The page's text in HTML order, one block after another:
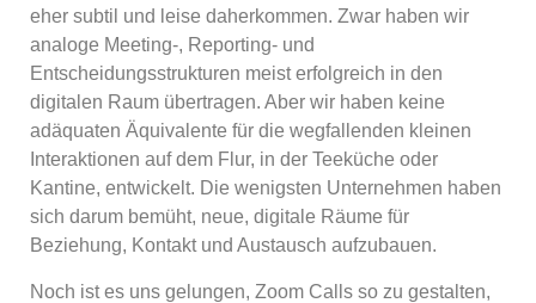
eher subtil und leise daherkommen. Zwar haben wir
analoge Meeting-, Reporting- und
Entscheidungsstrukturen meist erfolgreich in den
digitalen Raum übertragen. Aber wir haben keine
adäquaten Äquivalente für die wegfallenden kleinen
Interaktionen auf dem Flur, in der Teeküche oder
Kantine, entwickelt. Die wenigsten Unternehmen haben
sich darum bemüht, neue, digitale Räume für
Beziehung, Kontakt und Austausch aufzubauen.
Noch ist es uns gelungen, Zoom Calls so zu gestalten,